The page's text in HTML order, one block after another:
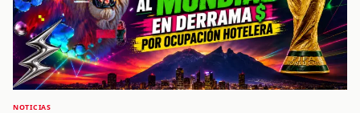
NOTICIAS